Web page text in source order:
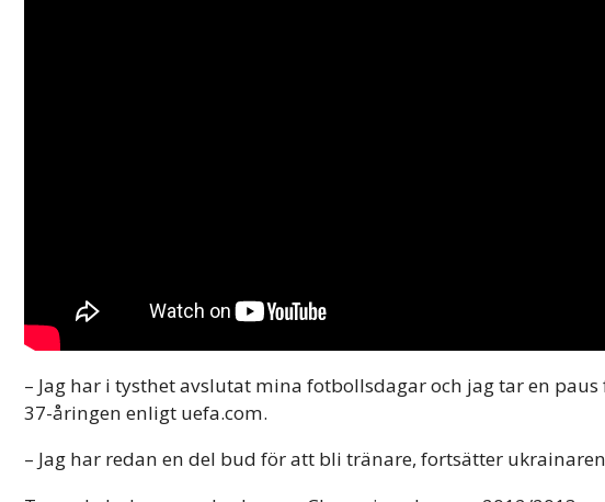
– Jag har i tysthet avslutat mina fotbollsdagar och jag tar en
37-åringen enligt uefa.com.
– Jag har redan en del bud för att bli tränare, fortsätter